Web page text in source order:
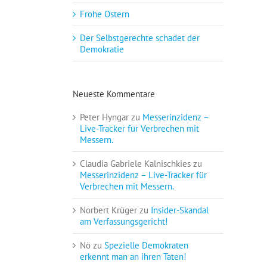
Frohe Ostern
Der Selbstgerechte schadet der
Demokratie
Neueste Kommentare
Peter Hyngar zu Messerinzidenz –
Live-Tracker für Verbrechen mit
Messern.
Claudia Gabriele Kalnischkies zu
Messerinzidenz – Live-Tracker für
Verbrechen mit Messern.
Norbert Krüger zu Insider-Skandal
am Verfassungsgericht!
Nö zu Spezielle Demokraten
erkennt man an ihren Taten!